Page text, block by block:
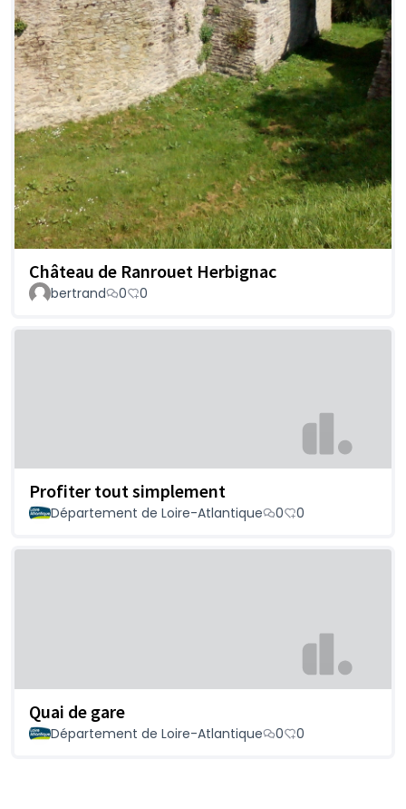
Château de Ranrouet Herbignac
bertrand 0 0
Profiter tout simplement
Département de Loire-Atlantique 0 0
Quai de gare
Département de Loire-Atlantique 0 0